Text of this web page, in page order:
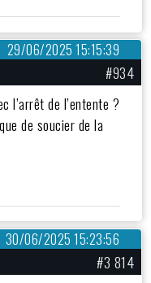
29/06/2025 15:15:39
#934
l’arrêt de l’entente ?
de soucier de la
30/06/2025 15:23:56
#3 814